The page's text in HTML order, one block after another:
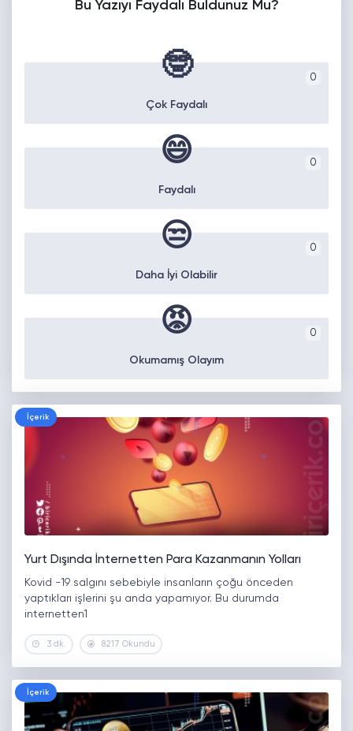
Bu Yazıyı Faydalı Buldunuz Mu?
0
🤓
Çok Faydalı
0
😄
Faydalı
0
😒
Daha İyi Olabilir
0
😡
Okumamış Olayım
İçerik
Yurt Dışında İnternetten Para Kazanmanın Yolları
Kovid -19 salgını sebebiyle insanların çoğu önceden
yaptıkları işlerini şu anda yapamıyor. Bu durumda
internetten1
3 dk. 8217 Okundu
İçerik